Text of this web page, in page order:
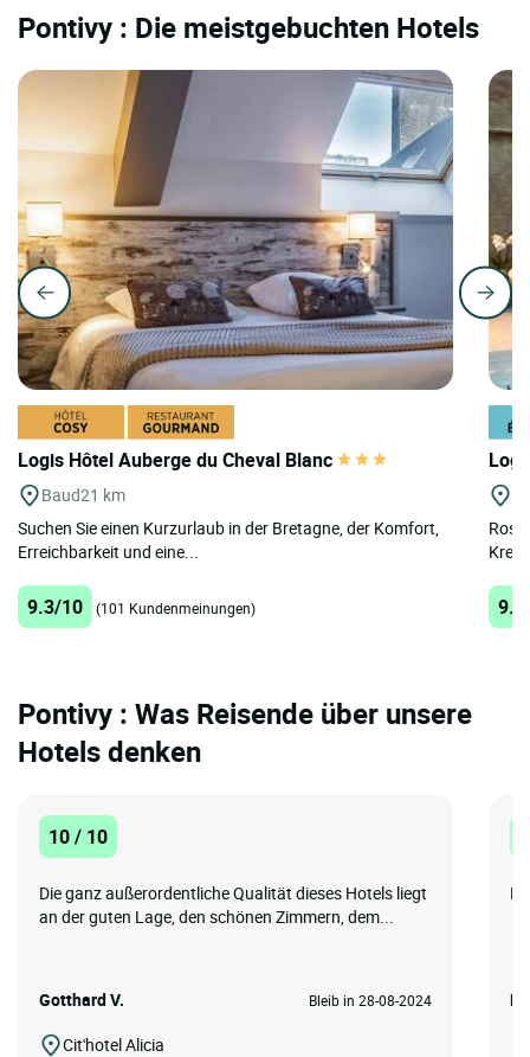
Pontivy : Die meistgebuchten Hotels
Logis Hôtel Auberge du Cheval Blanc
Baud21 km
Suchen Sie einen Kurzurlaub in der Bretagne, der Komfort,
Erreichbarkeit und eine...
9.3/10 (101 Kundenmeinungen)
Pontivy : Was Reisende über unsere
Hotels denken
10 / 10
Die ganz außerordentliche Qualität dieses Hotels liegt
an der guten Lage, den schönen Zimmern, dem...
Gotthard V. Bleib in 28-08-2024
Cit'hotel Alicia